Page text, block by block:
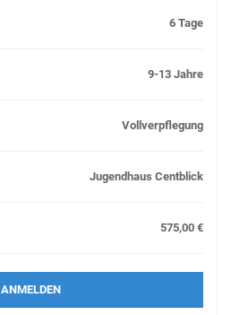
6 Tage
9-13 Jahre
Vollverpflegung
Jugendhaus Centblick
575,00 €
ANMELDEN